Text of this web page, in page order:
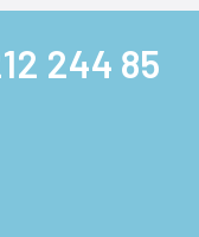
244 85